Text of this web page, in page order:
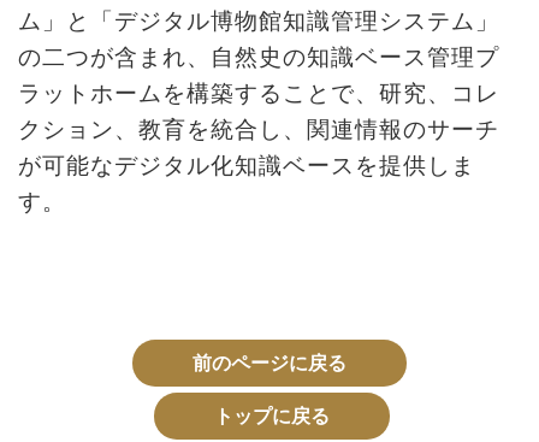
ト
マ
ッ
プ
デ
ー
ム」と「デジタル博物館知識管理システム」
の二つが含まれ、自然史の知識ベース管理プ
ラットホームを構築することで、研究、コレ
クション、教育を統合し、関連情報のサーチ
が可能なデジタル化知識ベースを提供しま
す。
前のページに戻る
トップに戻る